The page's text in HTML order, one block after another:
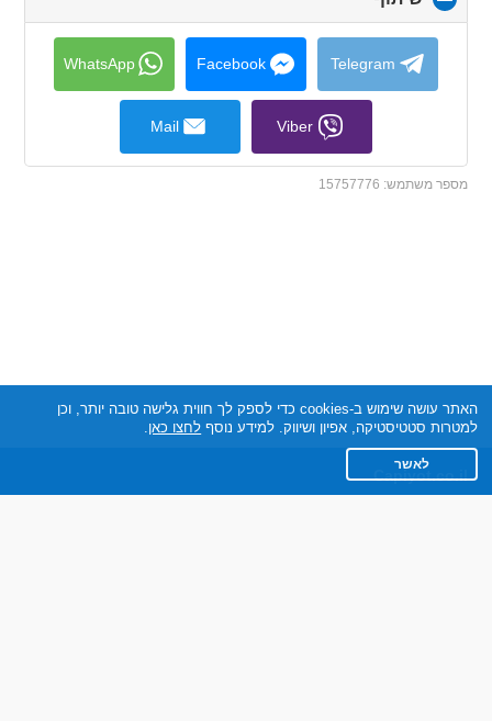
to
collapse
contents
Telegram
Facebook
WhatsApp
Viber
Mail
מספר משתמש: 15757776
Capiyot.co.il
האתר עושה שימוש ב-cookies כדי לספק לך חווית גלישה טובה יותר, וכן
למטרות סטטיסטיקה, אפיון ושיווק. למידע נוסף לחצו כאן.
לאשר